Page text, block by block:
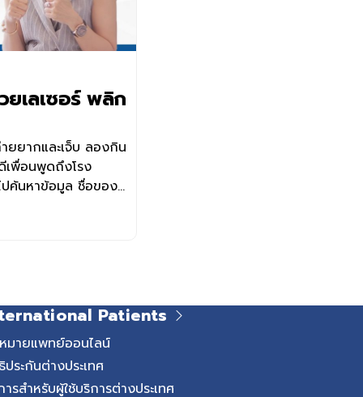
เลเซอร์ พลิก
ยยากและเจ็บ ลองกิน
เพื่อนพูดถึงโรง
ปค้นหาข้อมูล ชื่อของ
Patients
มายแพทย์ออนไลน์
ประกันต่างประเทศ
ารสำหรับผู้ใช้บริการต่างประเทศ